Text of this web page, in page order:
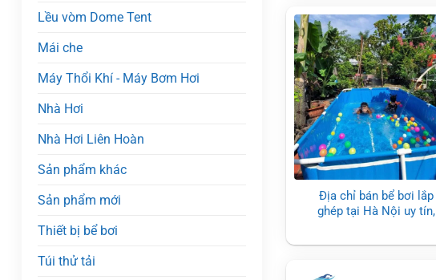
Lều vòm Dome Tent
Mái che
Máy Thổi Khí - Máy Bơm Hơi
Nhà Hơi
Nhà Hơi Liên Hoàn
Sản phẩm khác
Sản phẩm mới
Thiết bị bể bơi
Túi thử tải
Địa chỉ bán bể bơi lắp
ghép tại Hà Nội uy tín,